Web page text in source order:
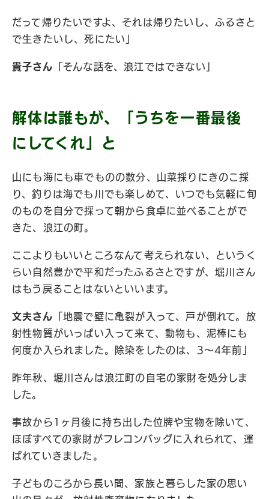
だって帰りたいですよ、それは帰りたいし、ふるさと
で生きたいし、死にたい」
貴子さん 「そんな話を、浪江ではできない」
解体は誰もが、「うちを一番最後
にしてくれ」と
山にも海にも車でものの数分、山菜採りにきのこ採
り、釣りは海でも川でも楽しめて、いつでも気軽に旬
のものを自分で採って朝から食卓に並べることがで
きた、浪江の町。
ここよりもいいところなんて考えられない、というく
らい自然豊かで平和だったふるさとですが、堀川さん
はもう戻ることはないといいます。
文夫さん 「地震で壁に亀裂が入って、戸が倒れて。放
射性物質がいっぱい入って来て、動物も、泥棒にも
何度か入られました。除染をしたのは、3〜4年前」
昨年秋、堀川さんは浪江町の自宅の家財を処分しま
した。
事故から1ヶ月後に持ち出した位牌や宝物を除いて、
ほぼすべての家財がフレコンバッグに入れられて、運
ばれていきました。
子どものころから長い間、家族と暮らした家の思い